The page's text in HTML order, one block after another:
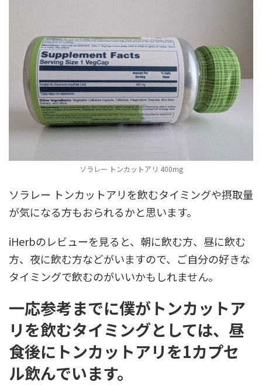
ソラレー トンカットアリ 400mg
ソラレー トンカットアリを飲むタイミングや摂取量
が気になる方もおられるかと思います。
iHerbのレビューを見ると、朝に飲む方、昼に飲む
方、夜に飲む方などがいますので、ご自分の好きな
タイミングで飲むのがいいかもしれません。
一応参考までに僕がトンカットア
リを飲むタイミングとしては、昼
食後にトンカットアリを1カプセ
ル飲んでいます。